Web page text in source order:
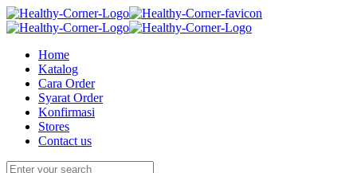
Home
Katalog
Cara Order
Syarat Order
Konfirmasi
Stores
Contact us